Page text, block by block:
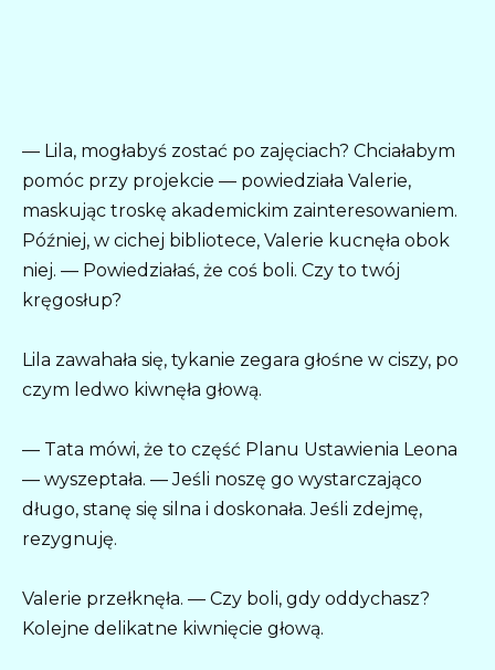
— Lila, mogłabyś zostać po zajęciach? Chciałabym
pomóc przy projekcie — powiedziała Valerie,
maskując troskę akademickim zainteresowaniem.
Później, w cichej bibliotece, Valerie kucnęła obok
niej. — Powiedziałaś, że coś boli. Czy to twój
kręgosłup?
Lila zawahała się, tykanie zegara głośne w ciszy, po
czym ledwo kiwnęła głową.
— Tata mówi, że to część Planu Ustawienia Leona
— wyszeptała. — Jeśli noszę go wystarczająco
długo, stanę się silna i doskonała. Jeśli zdejmę,
rezygnuję.
Valerie przełknęła. — Czy boli, gdy oddychasz?
Kolejne delikatne kiwnięcie głową.